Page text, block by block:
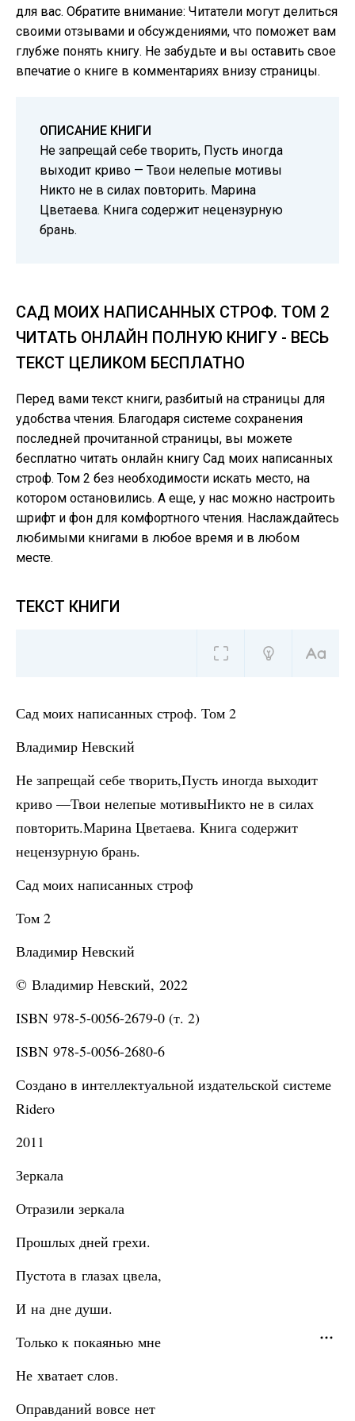
для вас. Обратите внимание: Читатели могут делиться
своими отзывами и обсуждениями, что поможет вам
глубже понять книгу. Не забудьте и вы оставить свое
впечатие о книге в комментариях внизу страницы.
ОПИСАНИЕ КНИГИ
Не запрещай себе творить, Пусть иногда
выходит криво — Твои нелепые мотивы
Никто не в силах повторить. Марина
Цветаева. Книга содержит нецензурную
брань.
САД МОИХ НАПИСАННЫХ СТРОФ. ТОМ 2
ЧИТАТЬ ОНЛАЙН ПОЛНУЮ КНИГУ - ВЕСЬ
ТЕКСТ ЦЕЛИКОМ БЕСПЛАТНО
Перед вами текст книги, разбитый на страницы для
удобства чтения. Благодаря системе сохранения
последней прочитанной страницы, вы можете
бесплатно читать онлайн книгу Сад моих написанных
строф. Том 2 без необходимости искать место, на
котором остановились. А еще, у нас можно настроить
шрифт и фон для комфортного чтения. Наслаждайтесь
любимыми книгами в любое время и в любом
месте.
ТЕКСТ КНИГИ
Сад моих написанных строф. Том 2
Владимир Невский
Не запрещай себе творить,Пусть иногда выходит
криво —Твои нелепые мотивыНикто не в силах
повторить.Марина Цветаева. Книга содержит
нецензурную брань.
Сад моих написанных строф
Том 2
Владимир Невский
© Владимир Невский, 2022
ISBN 978-5-0056-2679-0 (т. 2)
ISBN 978-5-0056-2680-6
Создано в интеллектуальной издательской системе
Ridero
2011
Зеркала
Отразили зеркала
Прошлых дней грехи.
Пустота в глазах цвела,
И на дне души.
Только к покаянью мне
Не хватает слов.
Оправданий вовсе нет